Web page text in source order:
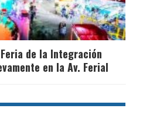
de la Integración
en la Av. Ferial